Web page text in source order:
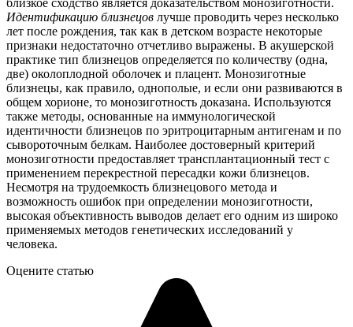
Идентификацию близнецов лучше проводить через несколько
лет после рождения, так как в детском возрасте некоторые
признаки недостаточно отчетливо выражены. В акушерской
практике тип близнецов определяется по количеству (одна,
две) околоплодной оболочек и плацент. Монозиготные
близнецы, как правило, однополые, и если они развиваются в
общем хорионе, то монозиготность доказана. Используются
также методы, основанные на иммунологической
идентичности близнецов по эритроцитарным антигенам и по
сывороточным белкам. Наиболее достоверный критерий
монозиготности предоставляет трансплантационный тест с
применением перекрестной пересадки кожи близнецов.
Несмотря на трудоемкость близнецового метода и
возможность ошибок при определении монозиготности,
высокая объективность выводов делает его одним из широко
применяемых методов генетических исследований у
человека.
Оцените статью